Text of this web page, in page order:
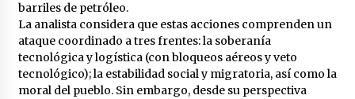
barriles de petróleo.
La analista considera que estas acciones comprenden un
ataque coordinado a tres frentes: la soberanía
tecnológica y logística (con bloqueos aéreos y veto
tecnológico); la estabilidad social y migratoria, así como la
moral del pueblo. Sin embargo, desde su perspectiva